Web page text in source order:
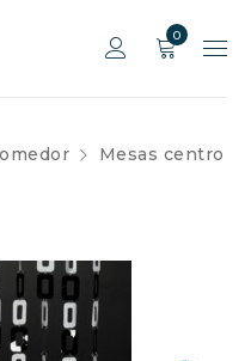
0
Mesas centro